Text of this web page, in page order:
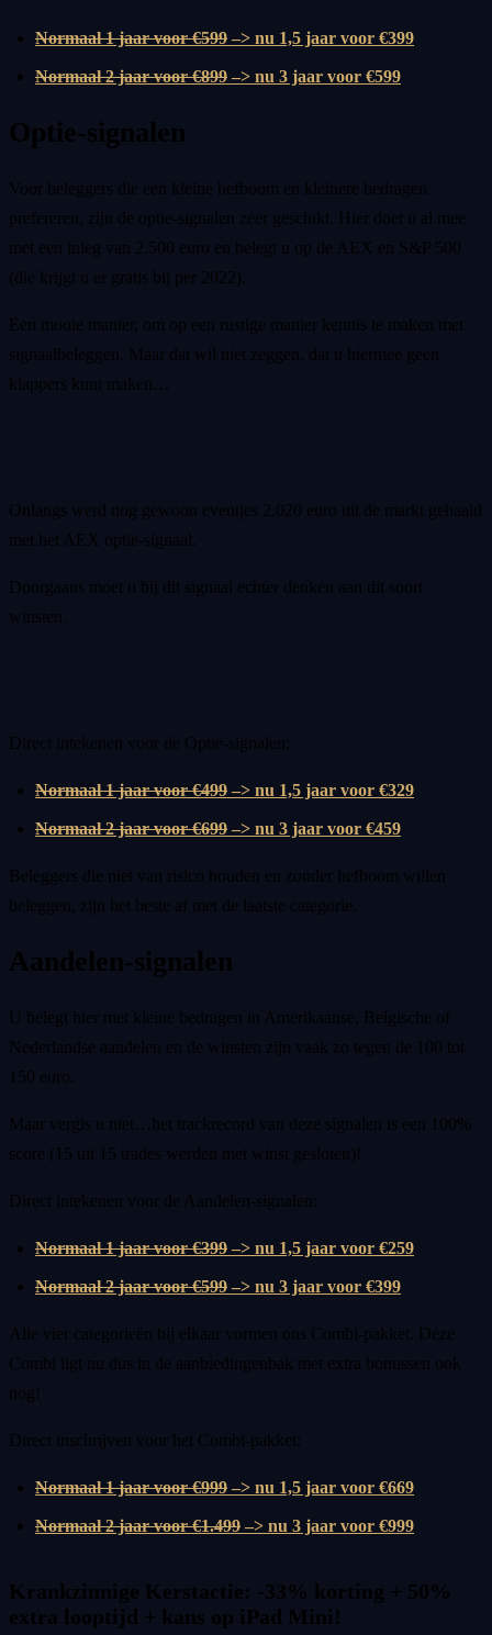
Normaal 1 jaar voor €599 –> nu 1,5 jaar voor €399
Normaal 2 jaar voor €899 –> nu 3 jaar voor €599
Optie-signalen
Voor beleggers die een kleine hefboom en kleinere bedragen
prefereren, zijn de optie-signalen zeer geschikt. Hier doet u al mee
met een inleg van 2.500 euro en belegt u op de AEX en S&P 500
(die krijgt u er gratis bij per 2022).
Een mooie manier, om op een rustige manier kennis te maken met
signaalbeleggen. Maar dat wil niet zeggen, dat u hiermee geen
klappers kunt maken…
Onlangs werd nog gewoon eventjes 2.020 euro uit de markt gehaald
met het AEX optie-signaal.
Doorgaans moet u bij dit signaal echter denken aan dit soort
winsten.
Direct intekenen voor de Optie-signalen:
Normaal 1 jaar voor €499 –> nu 1,5 jaar voor €329
Normaal 2 jaar voor €699 –> nu 3 jaar voor €459
Beleggers die niet van risico houden en zonder hefboom willen
beleggen, zijn het beste af met de laatste categorie.
Aandelen-signalen
U belegt hier met kleine bedragen in Amerikaanse, Belgische of
Nederlandse aandelen en de winsten zijn vaak zo tegen de 100 tot
150 euro.
Maar vergis u niet…het trackrecord van deze signalen is een 100%
score (15 uit 15 trades werden met winst gesloten)!
Direct intekenen voor de Aandelen-signalen:
Normaal 1 jaar voor €399 –> nu 1,5 jaar voor €259
Normaal 2 jaar voor €599 –> nu 3 jaar voor €399
Alle vier categorieën bij elkaar vormen ons Combi-pakket. Deze
Combi ligt nu dus in de aanbiedingenbak met extra bonussen ook
nog!
Direct inschrijven voor het Combi-pakket:
Normaal 1 jaar voor €999 –> nu 1,5 jaar voor €669
Normaal 2 jaar voor €1.499 –> nu 3 jaar voor €999
Krankzinnige Kerstactie: -33% korting + 50%
extra looptijd + kans op iPad Mini!